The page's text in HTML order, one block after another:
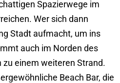
Spazierwege im
Wer sich dann
Stadt aufmacht, um ins
auch im Norden des
zu einem weiteren Strand.
Beach Bar, die